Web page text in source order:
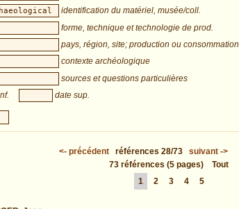
identification du matériel, musée/coll.
forme, technique et technologie de prod.
pays, région, site; production ou consommation
contexte archéologique
sources et questions particulières
date sup.
<- précédent références 28/73 suivant->
73 références (5 pages)
Tout
1
2 3 4 5